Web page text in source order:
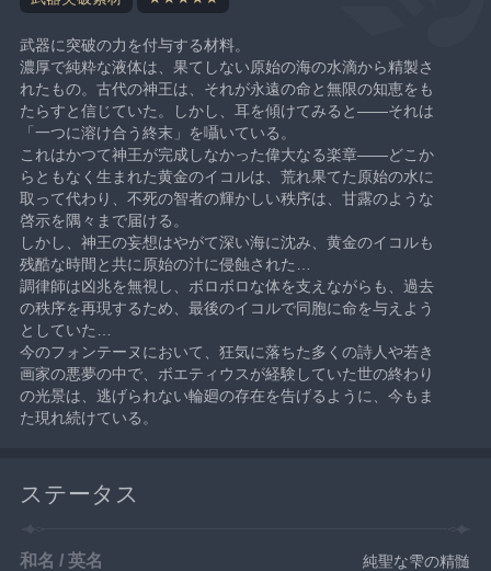
武器に突破の力を付与する材料。
濃厚で純粋な液体は、果てしない原始の海の水滴から精製さ
れたもの。古代の神王は、それが永遠の命と無限の知恵をも
たらすと信じていた。しかし、耳を傾けてみると——それは
「一つに溶け合う終末」を囁いている。
これはかつて神王が完成しなかった偉大なる楽章——どこか
らともなく生まれた黄金のイコルは、荒れ果てた原始の水に
取って代わり、不死の智者の輝かしい秩序は、甘露のような
啓示を隅々まで届ける。
しかし、神王の妄想はやがて深い海に沈み、黄金のイコルも
残酷な時間と共に原始の汁に侵蝕された…
調律師は凶兆を無視し、ボロボロな体を支えながらも、過去
の秩序を再現するため、最後のイコルで同胞に命を与えよう
としていた…
今のフォンテーヌにおいて、狂気に落ちた多くの詩人や若き
画家の悪夢の中で、ボエティウスが経験していた世の終わり
の光景は、逃げられない輪廻の存在を告げるように、今もま
た現れ続けている。
ステータス
和名 / 英名 純聖な雫の精髄